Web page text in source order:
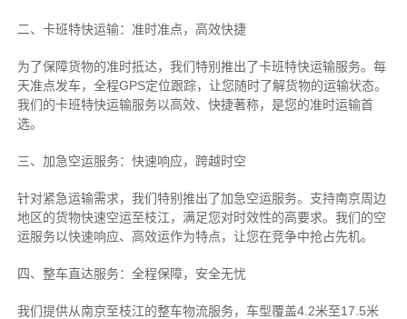
二、卡班特快运输：准时准点，高效快捷
为了保障货物的准时抵达，我们特别推出了卡班特快运输服务。每
天准点发车，全程GPS定位跟踪，让您随时了解货物的运输状态。
我们的卡班特快运输服务以高效、快捷著称，是您的准时运输首
选。
三、加急空运服务：快速响应，跨越时空
针对紧急运输需求，我们特别推出了加急空运服务。支持南京周边
地区的货物快速空运至枝江，满足您对时效性的高要求。我们的空
运服务以快速响应、高效运作为特点，让您在竞争中抢占先机。
四、整车直达服务：全程保障，安全无忧
我们提供从南京至枝江的整车物流服务，车型覆盖4.2米至17.5米